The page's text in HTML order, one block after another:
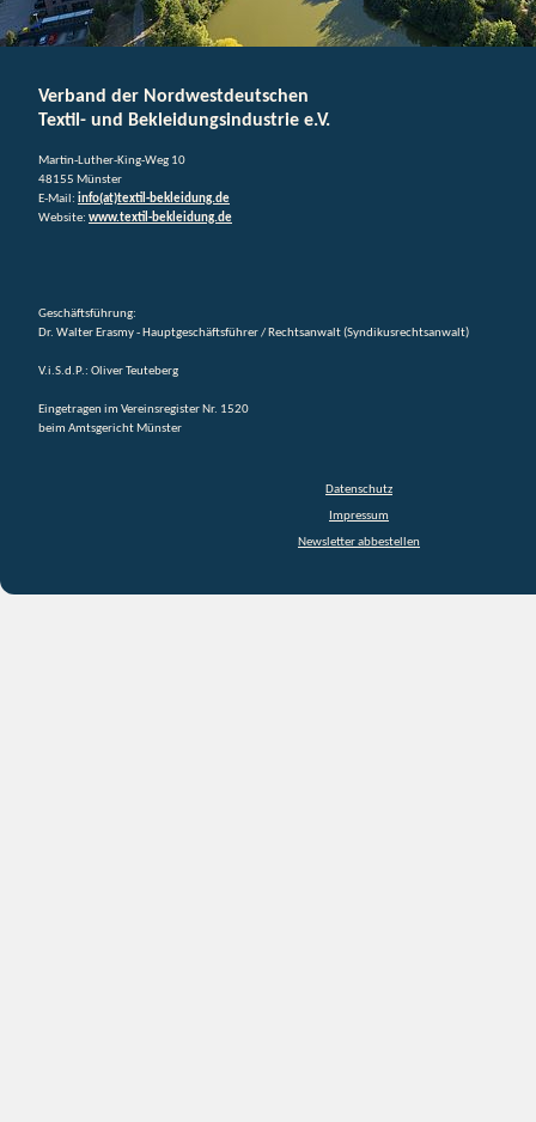
Verband der Nordwestdeutschen
Textil- und Bekleidungsindustrie e.V.
Martin-Luther-King-Weg 10
48155 Münster
E-Mail: info(at)textil-bekleidung.de
Website: www.textil-bekleidung.de
Geschäftsführung:
Dr. Walter Erasmy - Hauptgeschäftsführer / Rechtsanwalt (Syndikusrechtsanwalt)
V.i.S.d.P.: Oliver Teuteberg
Eingetragen im Vereinsregister Nr. 1520
beim Amtsgericht Münster
Datenschutz
Impressum
Newsletter abbestellen